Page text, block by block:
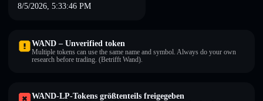
8/5/2026, 5:33:46 PM
WAND – Unverified token
Multiple tokens can use the same name and symbol. Always do your own
research before trading. (Betrifft Wand).
WAND-LP-Tokens größtenteils freigegeben